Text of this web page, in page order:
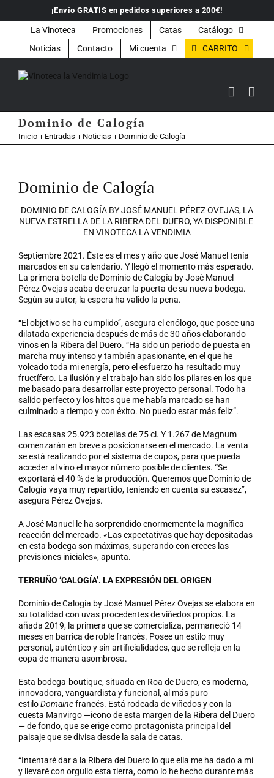
contenido
¡Envío GRATIS en pedidos superiores a 200€!
La Vinoteca Promociones Catas
Catálogo
Noticias
Contacto Mi cuenta CARRITO
Dominio de Calogía
Inicio Entradas Noticias Dominio de Calogía
más
Dominio de Calogía
DOMINIO DE CALOGÍA BY JOSÉ MANUEL PÉREZ OVEJAS, LA
NUEVA ESTRELLA DE LA RIBERA DEL DUERO, YA DISPONIBLE
EN VINOTECA LA VENDIMIA
Septiembre 2021. Éste es el mes y año que José Manuel tenía
marcados en su calendario. Y llegó el momento más esperado.
La primera botella de Dominio de Calogía by José Manuel
Pérez Ovejas acaba de cruzar la puerta de su nueva bodega.
Según su autor, la espera ha valido la pena.
“El objetivo se ha cumplido”, asegura el enólogo, que posee una
dilatada experiencia después de más de 30 años elaborando
vinos en la Ribera del Duero. “Ha sido un periodo de puesta en
marcha muy intenso y también apasionante, en el que he
volcado toda mi energía, pero el esfuerzo ha resultado muy
fructífero. La ilusión y el trabajo han sido los pilares en los que
me basado para desarrollar este proyecto personal. Todo ha
salido perfecto y los hitos que me había marcado se han
culminado a tiempo y con éxito. No puedo estar más feliz”.
Las escasas 25.923 botellas de 75 cl. Y 1.267 de Magnum
comenzarán en breve a posicionarse en el mercado. La venta
se está realizando por el sistema de cupos, para que pueda
acceder al vino el mayor número posible de clientes. “Se
exportará el 40 % de la producción. Queremos que Dominio de
Calogía vaya muy repartido, teniendo en cuenta su escasez”,
asegura Pérez Ovejas.
A José Manuel le ha sorprendido enormemente la magnífica
reacción del mercado. «Las expectativas que hay depositadas
en esta bodega son máximas, superando con creces las
previsiones iniciales», apunta.
TERRUÑO ‘CALOGÍA’. LA EXPRESIÓN DEL ORIGEN
Dominio de Calogía by José Manuel Pérez Ovejas se elabora en
su totalidad con uvas procedentes de viñedos propios. La
añada 2019, la primera que se comercializa, permaneció 14
meses en barrica de roble francés. Posee un estilo muy
personal, auténtico y sin artificialidades, que se refleja en la
copa de manera asombrosa.
Esta bodega-boutique, situada en Roa de Duero, es moderna,
innovadora, vanguardista y funcional, al más puro
estiloDomainefrancés. Está rodeada de viñedos y con la
cuesta Manvirgo —icono de esta margen de la Ribera del Duero
— de fondo, que se erige como protagonista principal del
paisaje que se divisa desde la sala de catas.
“Intentaré dar a la Ribera del Duero lo que ella me ha dado a mí
y llevaré con orgullo esta tierra, como lo he hecho durante más